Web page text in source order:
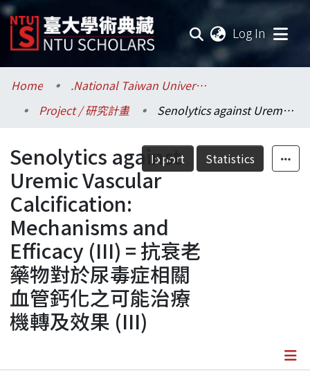
Log In
Communities & Collections
Research Outputs
Fundings & Projects
Researchers
Organizations
Statistics
Home
.National Taiwan University / 國立臺灣大學
Project / 研究計畫
Senolytics against Uremic Vascular Calcification: Mechanisms and Efficacy (III) = 抗衰老藥物對於尿毒症相關血管鈣化之可能治療機轉及效果 (III)
Export Statistics
Senolytics against
Uremic Vascular
Calcification:
Mechanisms and
Efficacy (III) = 抗衰老
藥物對於尿毒症相關
血管鈣化之可能治療
機轉及效果 (III)